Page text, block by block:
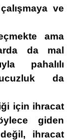
ve
ama
da mal
pahalılı
da
için ihracat
giden
ihracat